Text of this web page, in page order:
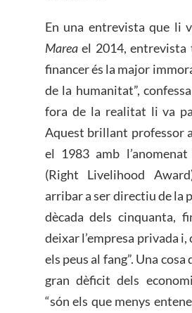
En una entrevista que li
Mareael 2014, entrevista
financer és la major
de la humanitat”,
fora de la realitat li va
Aquest brillant professor
el 1983 amb
(Right Livelihood
arribar a ser directiu de la
dècada dels cinquanta,
deixar l’empresa privada i,
els peus al fang”. Una cosa
gran dèficit dels
“són els que menys